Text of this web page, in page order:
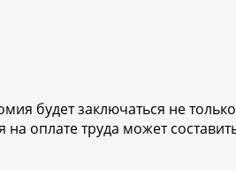
будет заключаться не
оплате труда может